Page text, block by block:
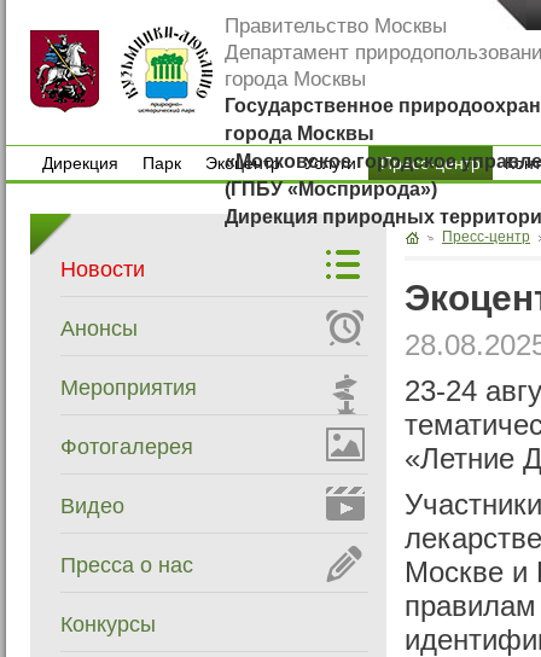
Правительство Москвы
Департамент
города Москвы
Государственное
города Москвы
«Московское городское
(ГПБУ «Мосприрода»)
Дирекция природных
Дирекция
Парк
Экоцентр
Экоцентр
Услуги
Услуги
Пресс-центр
Новости
Анонсы
Мероприятия
Фотогалерея
Видео
Пресса о нас
Конкурсы
Пресс-центр
23-24
«Летние
Москве и
правилам